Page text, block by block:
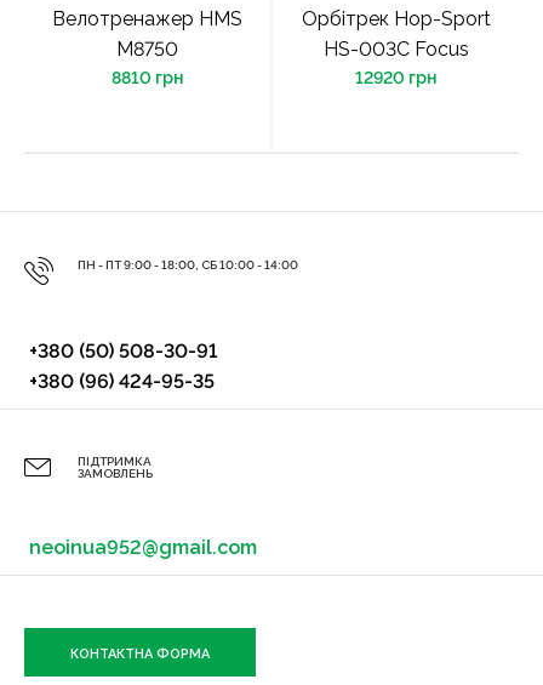
Велотренажер HMS
M8750
8810 грн
Орбітрек Hop-Sport
HS-003C Focus
12920 грн
ПН - ПТ 9:00 - 18:00, СБ 10:00 - 14:00
+380 (50) 508-30-91
+380 (96) 424-95-35
ПІДТРИМКА
ЗАМОВЛЕНЬ
neoinua952@gmail.com
КОНТАКТНА ФОРМА